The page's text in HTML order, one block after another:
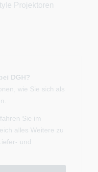
Projektoren
DGH?
wie Sie sich als
Sie im
alles Weitere zu
und